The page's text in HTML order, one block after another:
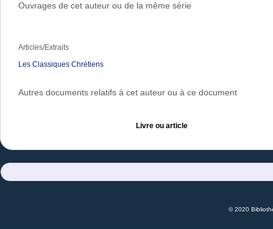
Ouvrages de cet auteur ou de la même série
Articles/Extraits
Les Classiques Chrétiens
Autres documents relatifs à cet auteur ou à ce document
Livre ou article
© 2020